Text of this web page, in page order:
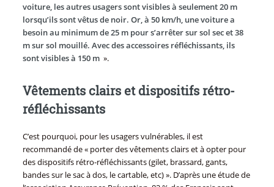
voiture, les autres usagers sont visibles à seulement 20 m
lorsqu’ils sont vêtus de noir. Or, à 50 km/h, une voiture a
besoin au minimum de 25 m pour s’arrêter sur sol sec et 38
m sur sol mouillé. Avec des accessoires réfléchissants, ils
sont visibles à 150 m ».
Vêtements clairs et dispositifs rétro-
réfléchissants
C’est pourquoi, pour les usagers vulnérables, il est
recommandé de « porter des vêtements clairs et à opter pour
des dispositifs rétro-réfléchissants (gilet, brassard, gants,
bandes sur le sac à dos, le cartable, etc) ». D’après une étude de